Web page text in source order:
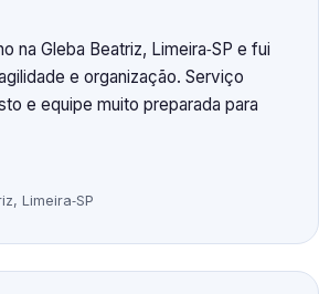
na Gleba Beatriz, Limeira‑SP e fui
e organização. Serviço
e equipe muito preparada para
Limeira‑SP